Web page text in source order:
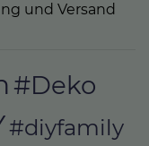
und Versand
#Deko
#diyfamily